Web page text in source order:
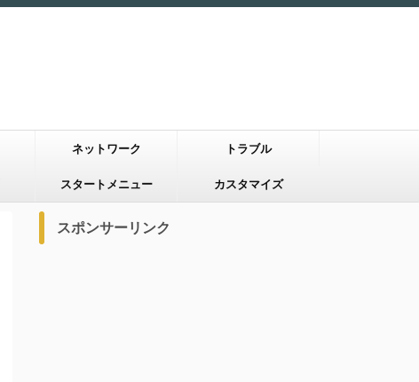
ネットワーク トラブル
スタートメニュー カスタマイズ
スポンサーリンク